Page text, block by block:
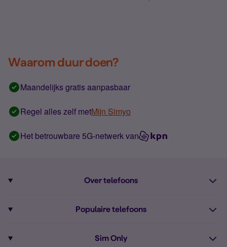
Waarom duur doen?
Maandelijks gratis aanpasbaar
Regel alles zelf metMijn Simyo
Het betrouwbare 5G-netwerk van
Over telefoons
Alle telefoons
Populaire telefoons
Sim Only